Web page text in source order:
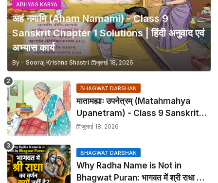
ABHYAS KARYA
अहं नमामि (Aham Namami) - Class 9
Sanskrit Chapter 1 Solutions | हिंदी अनुवाद एवं
अभ्यास कार्य
By - Sooraj Krishna Shastri जुलाई 18, 2026
BHAGWAT DARSHAN
मातामह्याः उपनेत्रम् (Matahmahya
Upanetram) - Class 9 Sanskrit
Chapter 2 Translation &
जुलाई 18, 2026
BHAGWAT DARSHAN
Why Radha Name is Not in
Bhagwat Puran: भागवत में श्री राधा का